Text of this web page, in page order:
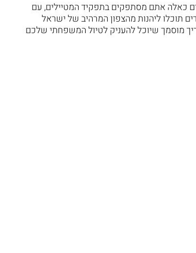
כאלה אתם מסתפקים בתפקיד המטיילים, עם
תוכלו ליהנות מהצפון המרהיב של ישראל
מוסמך שיוכל להעניק לטיול המשפחתי שלכם